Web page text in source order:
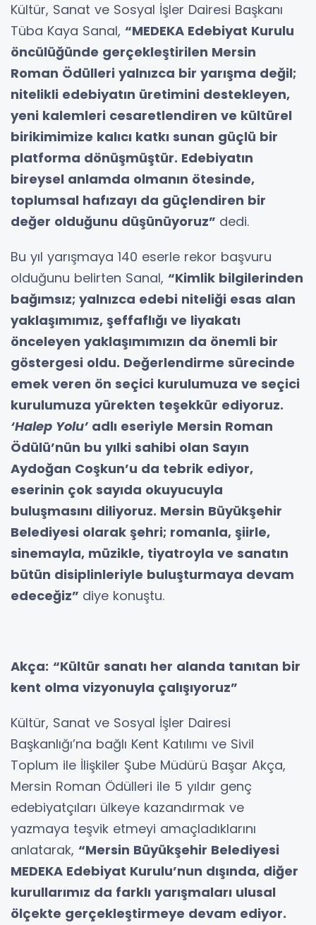
Kültür, Sanat ve Sosyal İşler Dairesi Başkanı
Tüba Kaya Sanal, “MEDEKA Edebiyat Kurulu
öncülüğünde gerçekleştirilen Mersin
Roman Ödülleri yalnızca bir yarışma değil;
nitelikli edebiyatın üretimini destekleyen,
yeni kalemleri cesaretlendiren ve kültürel
birikimimize kalıcı katkı sunan güçlü bir
platforma dönüşmüştür. Edebiyatın
bireysel anlamda olmanın ötesinde,
toplumsal hafızayı da güçlendiren bir
değer olduğunu düşünüyoruz” dedi.
Bu yıl yarışmaya 140 eserle rekor başvuru
olduğunu belirten Sanal, “Kimlik bilgilerinden
bağımsız; yalnızca edebi niteliği esas alan
yaklaşımımız, şeffaflığı ve liyakatı
önceleyen yaklaşımımızın da önemli bir
göstergesi oldu. Değerlendirme sürecinde
emek veren ön seçici kurulumuza ve seçici
kurulumuza yürekten teşekkür ediyoruz.
‘Halep Yolu’adlı eseriyle Mersin Roman
Ödülü’nün bu yılki sahibi olan Sayın
Aydoğan Coşkun’u da tebrik ediyor,
eserinin çok sayıda okuyucuyla
buluşmasını diliyoruz. Mersin Büyükşehir
Belediyesi olarak şehri; romanla, şiirle,
sinemayla, müzikle, tiyatroyla ve sanatın
bütün disiplinleriyle buluşturmaya devam
edeceğiz” diye konuştu.
Akça: “Kültür sanatı her alanda tanıtan bir
kent olma vizyonuyla çalışıyoruz”
Kültür, Sanat ve Sosyal İşler Dairesi
Başkanlığı’na bağlı Kent Katılımı ve Sivil
Toplum ile İlişkiler Şube Müdürü Başar Akça,
Mersin Roman Ödülleri ile 5 yıldır genç
edebiyatçıları ülkeye kazandırmak ve
yazmaya teşvik etmeyi amaçladıklarını
anlatarak, “Mersin Büyükşehir Belediyesi
MEDEKA Edebiyat Kurulu’nun dışında, diğer
kurullarımız da farklı yarışmaları ulusal
ölçekte gerçekleştirmeye devam ediyor.